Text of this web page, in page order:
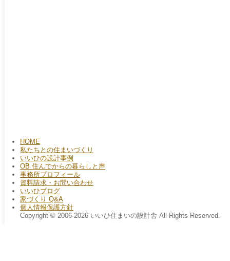
HOME
私たちとの住まいづくり
いいひの設計事例
OB 住んでからの暮らしと声
事務所プロフィール
資料請求・お問い合わせ
いいひブログ
家づくり Q&A
個人情報保護方針
Copyright © 2006-2026 いいひ住まいの設計舎 All Rights Reserved.